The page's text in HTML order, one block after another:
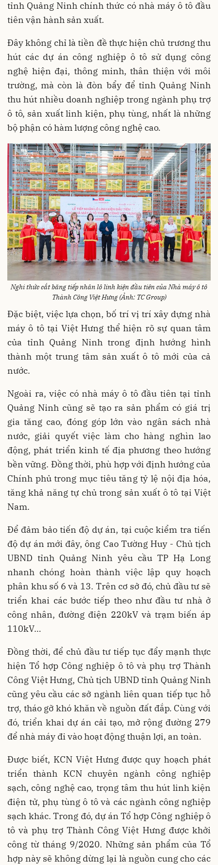
tỉnh Quảng Ninh chính thức có nhà máy ô tô đầu
tiên vận hành sản xuất.
Đây không chỉ là tiền đề thực hiện chủ trương thu
hút các dự án công nghiệp ô tô sử dụng công
nghệ hiện đại, thông minh, thân thiện với môi
trường, mà còn là đòn bẩy để tỉnh Quảng Ninh
thu hút nhiều doanh nghiệp trong ngành phụ trợ
ô tô, sản xuất linh kiện, phụ tùng, nhất là những
bộ phận có hàm lượng công nghệ cao.
Nghi thức cắt băng tiếp nhân lô linh kiện đầu tiên của Nhà máy ô tô
Thành Công Việt Hưng (Ảnh: TC Group)
Đặc biệt, việc lựa chọn, bố trí vị trí xây dựng nhà
máy ô tô tại Việt Hưng thể hiện rõ sự quan tâm
của tỉnh Quảng Ninh trong định hướng hình
thành một trung tâm sản xuất ô tô mới của cả
nước.
Ngoài ra, việc có nhà máy ô tô đầu tiên tại tỉnh
Quảng Ninh cũng sẽ tạo ra sản phẩm có giá trị
gia tăng cao, đóng góp lớn vào ngân sách nhà
nước, giải quyết việc làm cho hàng nghìn lao
động, phát triển kinh tế địa phương theo hướng
bền vững. Đồng thời, phù hợp với định hướng của
Chính phủ trong mục tiêu tăng tỷ lệ nội địa hóa,
tăng khả năng tự chủ trong sản xuất ô tô tại Việt
Nam.
Để đảm bảo tiến độ dự án, tại cuộc kiểm tra tiến
độ dự án mới đây, ông Cao Tường Huy - Chủ tịch
UBND tỉnh Quảng Ninh yêu cầu TP Hạ Long
nhanh chóng hoàn thành việc lập quy hoạch
phân khu số 6 và 13. Trên cơ sở đó, chủ đầu tư sẽ
triển khai các bước tiếp theo như đầu tư nhà ở
công nhân, đường điện 220kV và trạm biến áp
110kV…
Đồng thời, để chủ đầu tư tiếp tục đẩy mạnh thực
hiện Tổ hợp Công nghiệp ô tô và phụ trợ Thành
Công Việt Hưng, Chủ tịch UBND tỉnh Quảng Ninh
cũng yêu cầu các sở ngành liên quan tiếp tục hỗ
trợ, tháo gỡ khó khăn về nguồn đất đắp. Cùng với
đó, triển khai dự án cải tạo, mở rộng đường 279
để nhà máy đi vào hoạt động thuận lợi, an toàn.
Được biết, KCN Việt Hưng được quy hoạch phát
triển thành KCN chuyên ngành công nghiệp
sạch, công nghệ cao, trọng tâm thu hút linh kiện
điện tử, phụ tùng ô tô và các ngành công nghiệp
sạch khác. Trong đó, dự án Tổ hợp Công nghiệp ô
tô và phụ trợ Thành Công Việt Hưng được khởi
công từ tháng 9/2020. Những sản phẩm của Tổ
hợp này sẽ không dừng lại là nguồn cung cho các